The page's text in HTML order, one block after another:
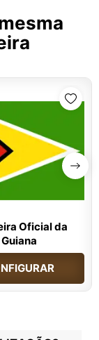
Oficial da
Guiana